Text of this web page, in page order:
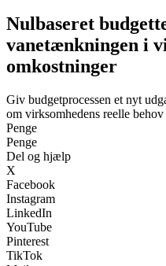
Nulbaseret
vanetænkningen i
omkostninger
Giv budgetprocessen et nyt
om virksomhedens reelle behov
Penge
Penge
Del og hjælp
X
Facebook
Instagram
LinkedIn
YouTube
Pinterest
TikTok